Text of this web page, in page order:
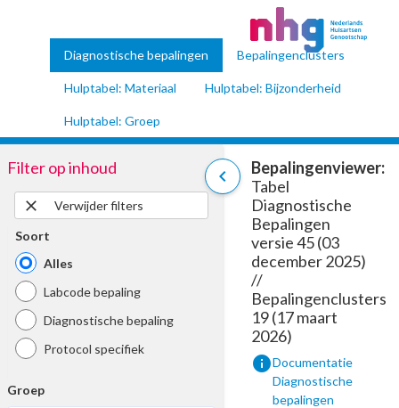
Diagnostische bepalingen Bepalingenclusters
Hulptabel: Materiaal Hulptabel: Bijzonderheid
Hulptabel: Groep
chevron_left
Filter op inhoud
close
Verwijder filters
Soort
Alles
Labcode bepaling
Diagnostische bepaling
Protocol specifiek
Groep
Bepalingenviewer:
Tabel
Diagnostische
Bepalingen
versie 45 (03
december 2025)
//
Bepalingenclusters
19 (17 maart
2026)
infoDocumentatie
Diagnostische
bepalingen